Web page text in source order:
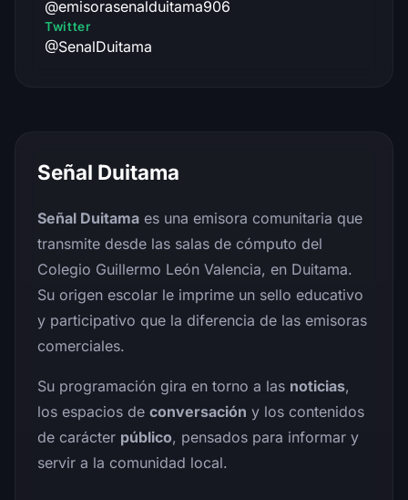
@emisorasenalduitama906
Twitter
@SenalDuitama
Señal Duitama
Señal Duitama es una emisora comunitaria que
transmite desde las salas de cómputo del
Colegio Guillermo León Valencia, en Duitama.
Su origen escolar le imprime un sello educativo
y participativo que la diferencia de las emisoras
comerciales.
Su programación gira en torno a las noticias,
los espacios de conversación y los contenidos
de carácter público, pensados para informar y
servir a la comunidad local.